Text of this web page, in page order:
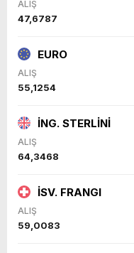
ALIŞ
47,6787
EURO
ALIŞ
55,1254
İNG. STERLİNİ
ALIŞ
64,3468
İSV. FRANGI
ALIŞ
59,0083